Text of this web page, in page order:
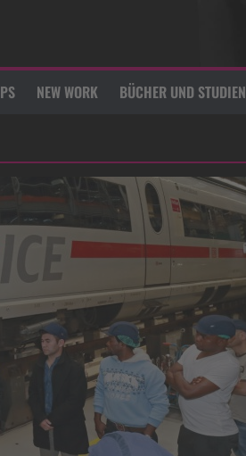
NEW WORK BÜCHER UND STUDIEN